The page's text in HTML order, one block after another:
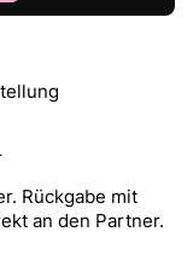
Rückgabe mit
an den Partner.